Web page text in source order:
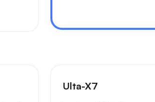
Ulta-X7